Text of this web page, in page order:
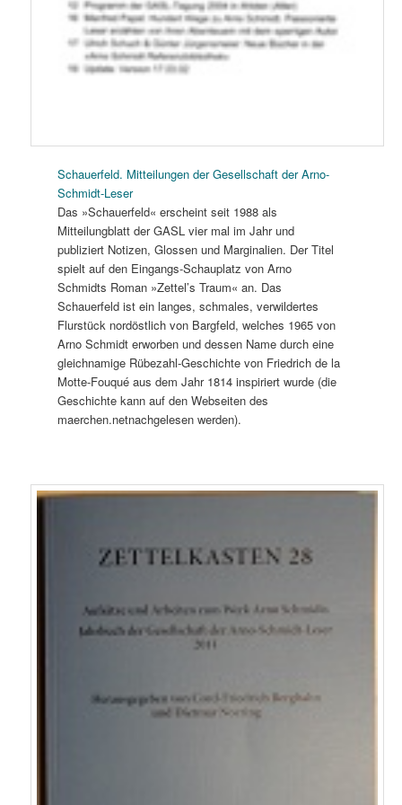
Schauerfeld. Mitteilungen der Gesellschaft der Arno-
Schmidt-Leser
Das »Schauerfeld« erscheint seit 1988 als
Mitteilungblatt der GASL vier mal im Jahr und
publiziert Notizen, Glossen und Marginalien. Der Titel
spielt auf den Eingangs-Schauplatz von Arno
Schmidts Roman »Zettel’s Traum« an. Das
Schauerfeld ist ein langes, schmales, verwildertes
Flurstück nordöstlich von Bargfeld, welches 1965 von
Arno Schmidt erworben und dessen Name durch eine
gleichnamige Rübezahl-Geschichte von Friedrich de la
Motte-Fouqué aus dem Jahr 1814 inspiriert wurde (die
Geschichte kann auf den Webseiten des
maerchen.netnachgelesen werden).